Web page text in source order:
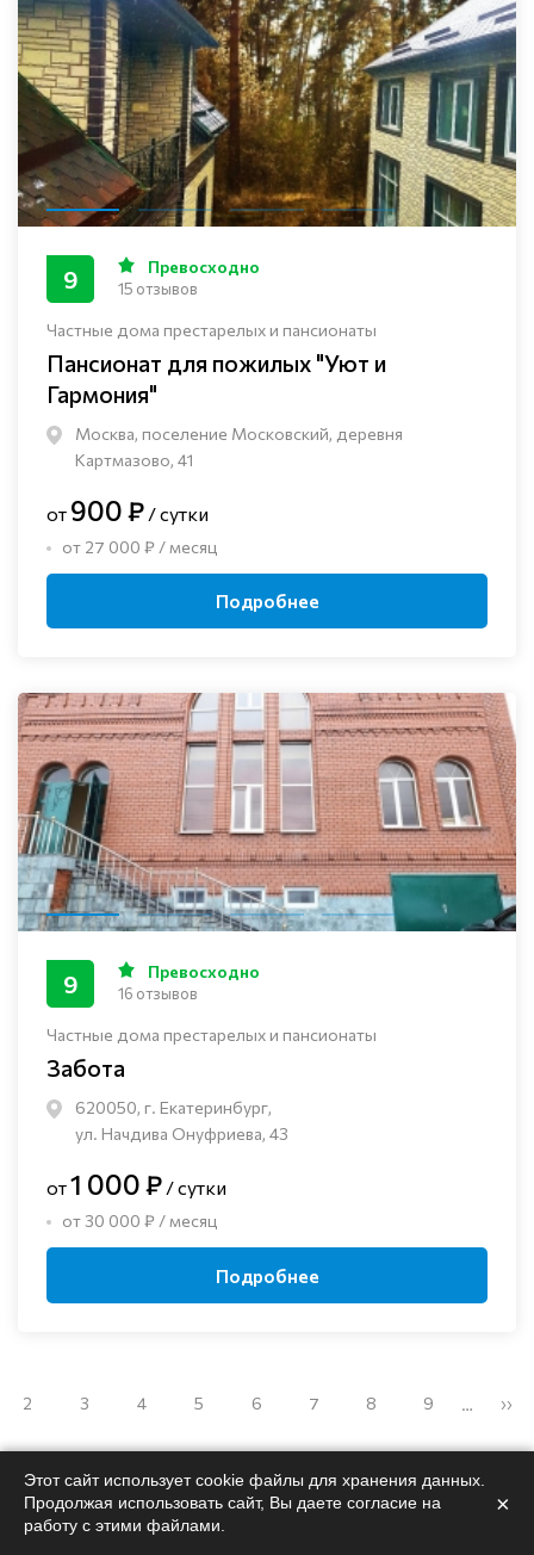
Частные дома престарелых и пансионаты
Пансионат для пожилых "Уют и
Гармония"
Москва, поселение Московский, деревня
Картмазово, 41
9 Превосходно
15 отзывов
от 900 ₽ / сутки
от 27 000 ₽ / месяц
Подробнее
Частные дома престарелых и пансионаты
Забота
620050, г. Екатеринбург,
ул. Начдива Онуфриева, 43
9 Превосходно
16 отзывов
от1 000 ₽ / сутки
от 30 000 ₽ / месяц
Подробнее
2 3 4 5 6 7 8 9 … ››
Этот сайт использует cookie файлы для хранения данных.
Продолжая использовать сайт, Вы даете согласие на
работу с этими файлами.
×